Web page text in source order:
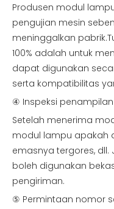
Produsen modul
pengujian mesin
meninggalkan
100% adalah untuk
dapat digunakan
serta kompatibilitas
④ Inspeksi penampilan
Setelah menerima
modul lampu apakah
emasnya tergores, dll.
boleh digunakan
pengiriman.
⑤ Permintaan nomor